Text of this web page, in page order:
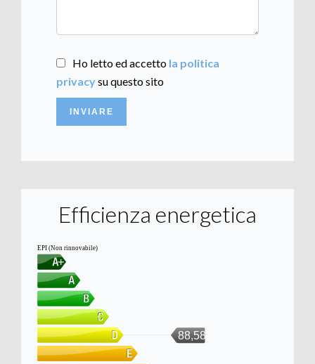
Ho letto ed accetto la politica
privacysu questo sito
INVIARE
Efficienza energetica
EPI (Non rinnovabile)
88,58